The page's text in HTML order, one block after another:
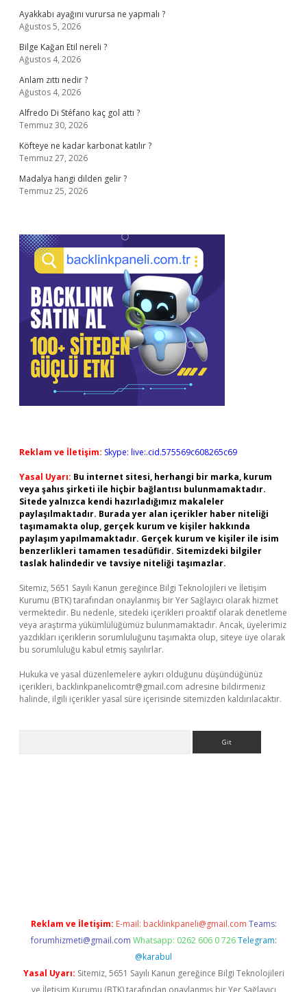
Ayakkabı ayağını vurursa ne yapmalı ?
Ağustos 5, 2026
Bilge Kağan Etil nereli ?
Ağustos 4, 2026
Anlam zıttı nedir ?
Ağustos 4, 2026
Alfredo Di Stéfano kaç gol attı ?
Temmuz 30, 2026
Köfteye ne kadar karbonat katılır ?
Temmuz 27, 2026
Madalya hangi dilden gelir ?
Temmuz 25, 2026
Reklam ve İletişim: Skype: live:.cid.575569c608265c69
Yasal Uyarı: Bu internet sitesi, herhangi bir marka, kurum
veya şahıs şirketi ile hiçbir bağlantısı bulunmamaktadır.
Sitede yalnızca kendi hazırladığımız makaleler
paylaşılmaktadır. Burada yer alan içerikler haber niteliği
taşımamakta olup, gerçek kurum ve kişiler hakkında
paylaşım yapılmamaktadır. Gerçek kurum ve kişiler ile isim
benzerlikleri tamamen tesadüfidir. Sitemizdeki bilgiler
taslak halindedir ve tavsiye niteliği taşımazlar.
Sitemiz, 5651 Sayılı Kanun gereğince Bilgi Teknolojileri ve İletişim
Kurumu (BTK) tarafından onaylanmış bir Yer Sağlayıcı olarak hizmet
vermektedir. Bu nedenle, sitedeki içerikleri proaktif olarak denetleme
veya araştırma yükümlülüğümüz bulunmamaktadır. Ancak, üyelerimiz
yazdıkları içeriklerin sorumluluğunu taşımakta olup, siteye üye olarak
bu sorumluluğu kabul etmiş sayılırlar.
Hukuka ve yasal düzenlemelere aykırı olduğunu düşündüğünüz
içerikleri, backlinkpanelicomtr@gmail.com adresine bildirmeniz
halinde, ilgili içerikler yasal süre içerisinde sitemizden kaldırılacaktır.
Reklam ve İletişim: E-mail: backlinkpaneli@gmail.com Teams:
forumhizmeti@gmail.com Whatsapp: 0262 606 0 726 Telegram:
@karabul
Yasal Uyarı: Sitemiz, 5651 Sayılı Kanun gereğince Bilgi Teknolojileri
ve İletişim Kurumu (BTK) tarafından onaylanmış bir Yer Sağlayıcı